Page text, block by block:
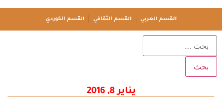
القسم العربي القسم الثقافي القسم الكوردي
يناير 8, 2016